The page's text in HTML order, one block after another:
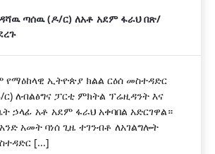
ጣሰዉ (ዶ/ር) ለአቶ አደም ፋራህ በጽ/
የማዕከላዊ ኢትዮጵያ ክልል ርዕሰ መስተዳድር
ለብልፅግና ፓርቲ ምክትል ፕሬዚዳንት እና
ኃላፊ አቶ አደም ፋራህ አቀባበል አድርገዋል።
አመት ባነሰ ጊዜ ተገንብቶ ለአገልግሎት
[...]